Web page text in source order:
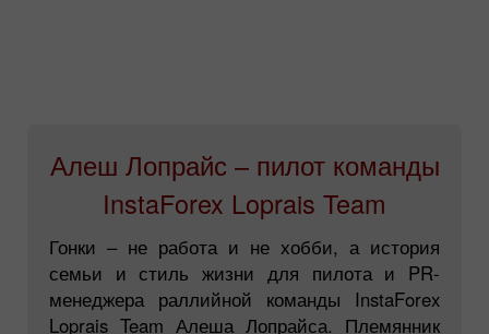
Алеш Лопрайс – пилот команды
InstaForex Loprais Team
Гонки – не работа и не хобби, а история
семьи и стиль жизни для пилота и PR-
менеджера раллийной команды InstaForex
Loprais Team Алеша Лопрайса. Племянник